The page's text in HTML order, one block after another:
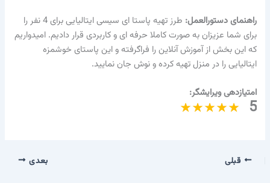
راهنمای دستورالعمل:
طرز تهیه پاستا ای سیسی ایتالیایی برای 4 نفر را
برای شما عزیزان به صورت کاملا حرفه ای و کاربردی قرار دادیم. امیدواریم
که این بخش از آموزش آنلاین را فراگرفته و این پاستای خوشمزه
ایتالیایی را در منزل تهیه کرده و نوش جان نمایید.
امتیازدهی ویرایشگر:
5
قبلی بعدی